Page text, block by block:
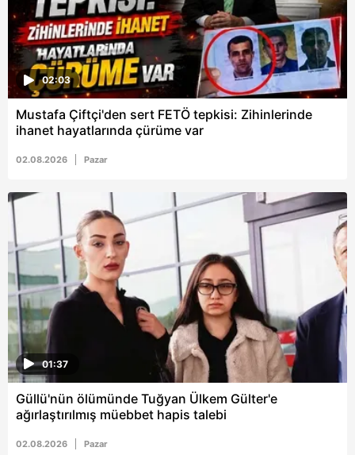
02:03
Mustafa Çiftçi'den sert FETÖ tepkisi: Zihinlerinde
ihanet hayatlarında çürüme var
02.08.2026 Pazar
01:37
Güllü'nün ölümünde Tuğyan Ülkem Gülter'e
ağırlaştırılmış müebbet hapis talebi
02.08.2026 Pazar